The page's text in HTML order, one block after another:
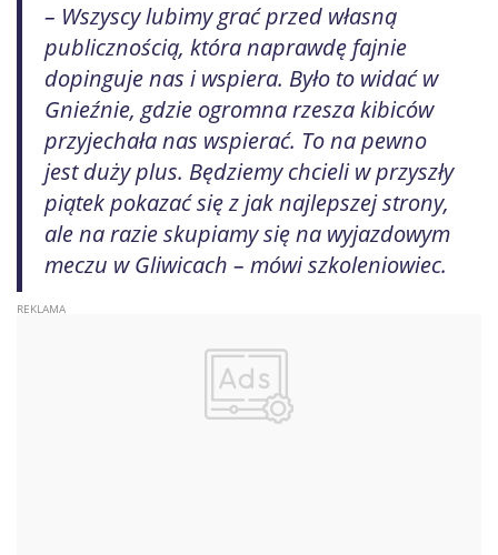
– Wszyscy lubimy grać przed własną
publicznością, która naprawdę fajnie
dopinguje nas i wspiera. Było to widać w
Gnieźnie, gdzie ogromna rzesza kibiców
przyjechała nas wspierać. To na pewno
jest duży plus. Będziemy chcieli w przyszły
piątek pokazać się z jak najlepszej strony,
ale na razie skupiamy się na wyjazdowym
meczu w Gliwicach – mówi szkoleniowiec.